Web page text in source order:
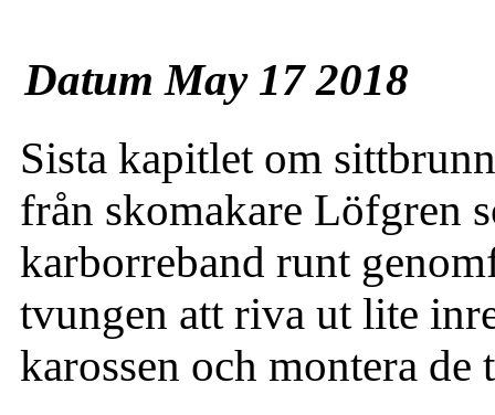
Datum May 17 2018
Sista kapitlet om
från skomakare Löfgren
karborreband runt
tvungen att riva ut lite
karossen och montera de